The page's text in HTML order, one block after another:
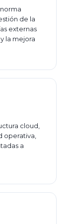
de la
externas
la mejora
cloud,
operativa,
a